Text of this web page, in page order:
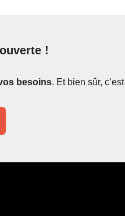
!
besoins. Et bien sûr, c’est